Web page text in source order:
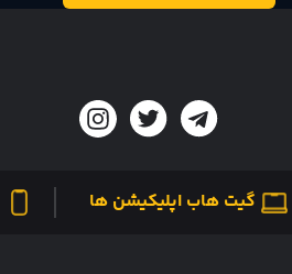
گیت هاب اپلیکیشن ها